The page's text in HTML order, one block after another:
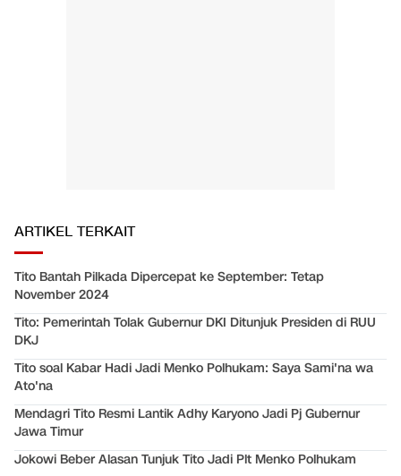
ARTIKEL TERKAIT
Tito Bantah Pilkada Dipercepat ke September: Tetap
November 2024
Tito: Pemerintah Tolak Gubernur DKI Ditunjuk Presiden di RUU
DKJ
Tito soal Kabar Hadi Jadi Menko Polhukam: Saya Sami'na wa
Ato'na
Mendagri Tito Resmi Lantik Adhy Karyono Jadi Pj Gubernur
Jawa Timur
Jokowi Beber Alasan Tunjuk Tito Jadi Plt Menko Polhukam